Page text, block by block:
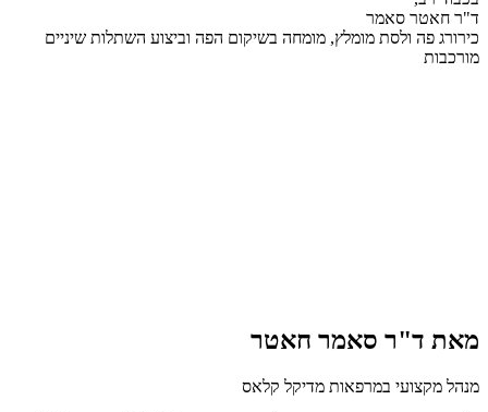
ד"ר חאטר סאמר
כירורג פה ולסת מומלץ, מומחה בשיקום הפה וביצוע השתלות שיניים
מורכבות
מאת ד"ר סאמר חאטר
מנהל מקצועי במרפאות מדיקל קלאס